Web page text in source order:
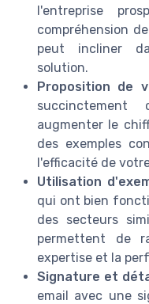
l'entreprise
compréhension
peut incliner
solution.
Proposition de
augmenter le
des exemples
l'efficacité de
Utilisation
qui ont bien
des secteurs
permettent de
expertise et la
Signature et
email avec une